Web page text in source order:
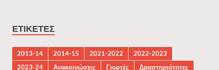
ΕΤΙΚΈΤΕΣ
2013-14 2014-15 2021-2022
2022-2023
2023-24
Ανακοινώσεις Γιορτές
Δραστηριότητες